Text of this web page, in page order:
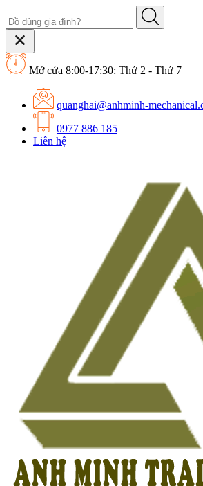
Mở cửa 8:00-17:30: Thứ 2 - Thứ 7
quanghai@anhminh-
0977 886 185
Liên hệ